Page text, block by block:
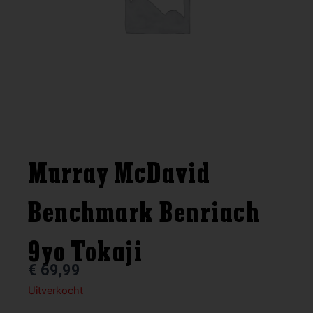
Murray McDavid
Benchmark Benriach
9yo Tokaji
€ 69,99
Uitverkocht